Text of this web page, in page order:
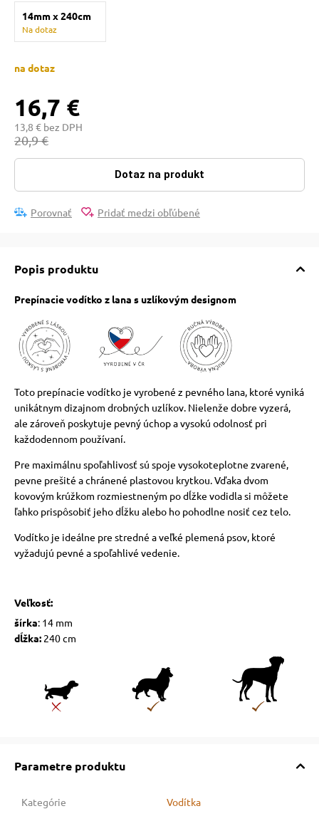
poukazy
podložky
14mm x 240cm
Na dotaz
na dotaz
16,7 €
13,8 € bez DPH
20,9 €
Dotaz na produkt
Porovnať Pridať medzi obľúbené
Popis produktu
Prepínacie vodítko z lana s uzlíkovým designom
Toto prepínacie vodítko je vyrobené z pevného lana, ktoré vyniká
unikátnym dizajnom drobných uzlíkov. Nielenže dobre vyzerá,
ale zároveň poskytuje pevný úchop a vysokú odolnosť pri
každodennom používaní.
Pre maximálnu spoľahlivosť sú spoje vysokoteplotne zvarené,
pevne prešité a chránené plastovou krytkou. Vďaka dvom
kovovým krúžkom rozmiestneným po dĺžke vodidla si môžete
ľahko prispôsobiť jeho dĺžku alebo ho pohodlne nosiť cez telo.
Vodítko je ideálne pre stredné a veľké plemená psov, ktoré
vyžadujú pevné a spoľahlivé vedenie.
Veľkosť:
šírka: 14 mm
dĺžka:240 cm
Parametre produktu
Kategórie Vodítka